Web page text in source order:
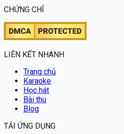
CHỨNG CHỈ
LIÊN KẾT NHANH
Trang chủ
Karaoke
Học hát
Bài thu
Blog
TẢI ỨNG DỤNG